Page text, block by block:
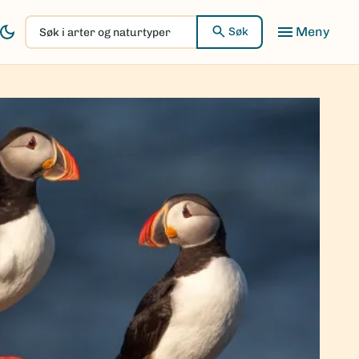
Søk
i
arter
naturtyper
Søk